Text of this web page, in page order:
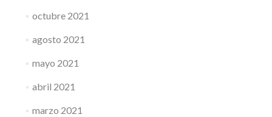
octubre 2021
agosto 2021
mayo 2021
abril 2021
marzo 2021